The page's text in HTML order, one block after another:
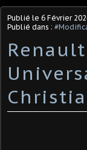
Publié le 6 Février
Publié dans :